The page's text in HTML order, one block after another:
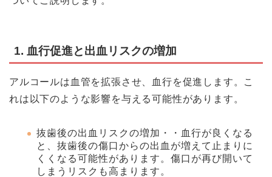
1. 血行促進と出血リスクの増加
アルコールは血管を拡張させ、血行を促進します。こ
れは以下のような影響を与える可能性があります。
抜歯後の出血リスクの増加・・血行が良くなる
と、抜歯後の傷口からの出血が増えて止まりに
くくなる可能性があります。傷口が再び開いて
しまうリスクも高まります。